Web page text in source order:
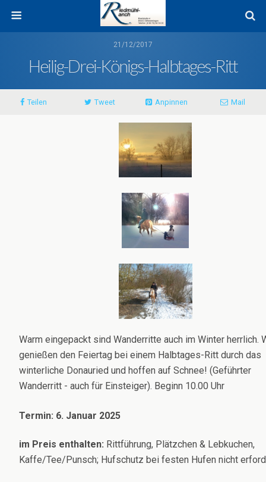
21/12/2017
Heilig-Drei-Königs-Halbtages-Ritt
Teilen Tweet Anpinnen Mail
Warm eingepackt sind Wanderritte auch im Winter herrlich.
genießen den Feiertag bei einem Halbtages-Ritt durch das
winterliche Donauried und hoffen auf Schnee! (Geführter
Wanderritt - auch für Einsteiger). Beginn 10.00 Uhr
Termin: 6. Januar 2025
im Preis enthalten: Rittführung, Plätzchen & Lebkuchen,
Kaffe/Tee/Punsch; Hufschutz bei festen Hufen nicht